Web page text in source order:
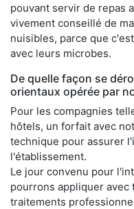
pouvant servir de repas
vivement conseillé de
nuisibles, parce que
avec leurs microbes.
De quelle façon se
orientaux opérée par
Pour les compagnies
hôtels, un forfait avec
technique pour assurer
l'établissement.
Le jour convenu pour
pourrons appliquer avec
traitements